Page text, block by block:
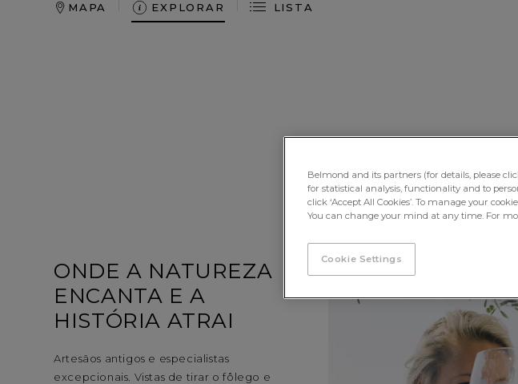
MAPA EXPLORAR LISTA
ONDE A NATUREZA
ENCANTA E A
HISTÓRIA ATRAI
Artesãos antigos e especialistas
excepcionais. Vistas de tirar o fôlego e
Belmond and its partners (for details, please
for statistical analysis, functionality and to
click ‘Accept All Cookies’. To manage your
You can change your mind at any time. For
Cookie Settings